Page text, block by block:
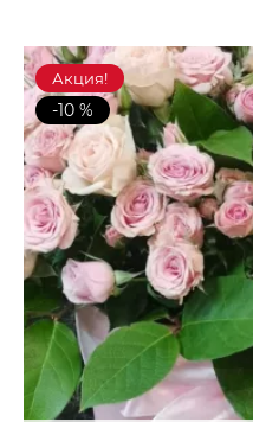
Акция!
-10 %